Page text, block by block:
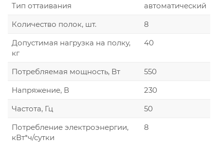
Тип оттаивания
автоматический
Количество полок, шт.
8
Допустимая нагрузка на полку,
кг
40
Потребляемая мощность, Вт
550
Напряжение, В
230
Частота, Гц
50
Потребление электроэнергии,
кВт*ч/сутки
8